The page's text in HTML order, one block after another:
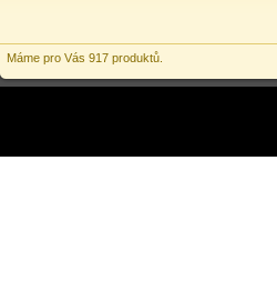
Máme pro Vás 917 produktů.